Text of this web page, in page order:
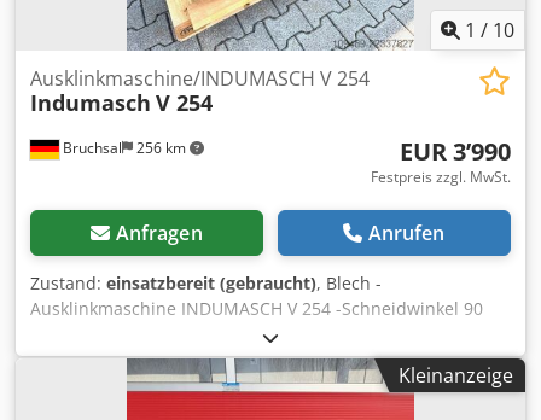
1 / 10
Bruchsal 256 km
Ausklinkmaschine/INDUMASCH V 254
Indumasch V 254
EUR 3’990
Festpreis zzgl. MwSt.
Anfragen Anrufen
Zustand: einsatzbereit (gebraucht), Blech -
Ausklinkmaschine INDUMASCH V 254 -Schneidwinkel 90
Grad -Schnittlänge 250mm -Max. Blechdicke 4mm / Stahl
St 37 -Max. Blechdicke 3mm / Edelstahl -Max . Blechdicke
5mm / Aluminium -Hubzahl ca. 55 Hübe / Minute -
Tischgröße 800x800mm -Anschläge / Längen &
Kleinanzeige